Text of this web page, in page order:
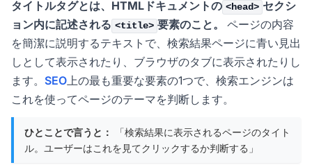
タイトルタグとは、HTMLドキュメントの <head> セクシ
ョン内に記述される <title> 要素のこと。
ページの内容
を簡潔に説明するテキストで、検索結果ページに青い見出
しとして表示されたり、ブラウザのタブに表示されたりし
ます。 SEO上の最も重要な要素の1つで、検索エンジンは
これを使ってページのテーマを判断します。
ひとことで言うと：
「検索結果に表示されるページのタイト
ル。ユーザーはこれを見てクリックするか判断する」